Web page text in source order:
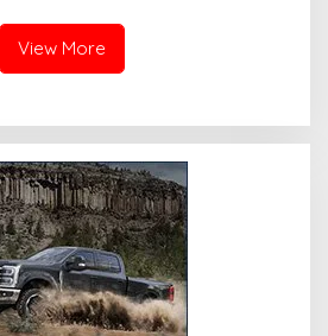
View More